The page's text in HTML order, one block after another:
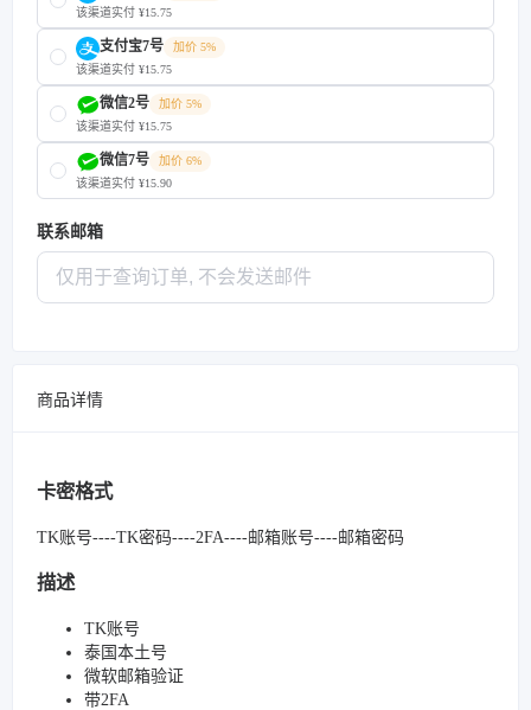
该渠道实付 ¥15.75
支付宝7号
加价 5%
该渠道实付 ¥15.75
微信2号
加价 5%
该渠道实付 ¥15.75
微信7号
加价 6%
该渠道实付 ¥15.90
联系邮箱
商品详情
卡密格式
TK账号----TK密码----2FA----邮箱账号----邮箱密码
描述
TK账号
泰国本土号
微软邮箱验证
带2FA